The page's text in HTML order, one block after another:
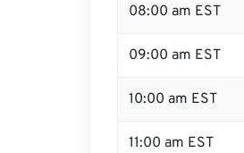
08:00 am EST
09:00 am EST
10:00 am EST
11:00 am EST